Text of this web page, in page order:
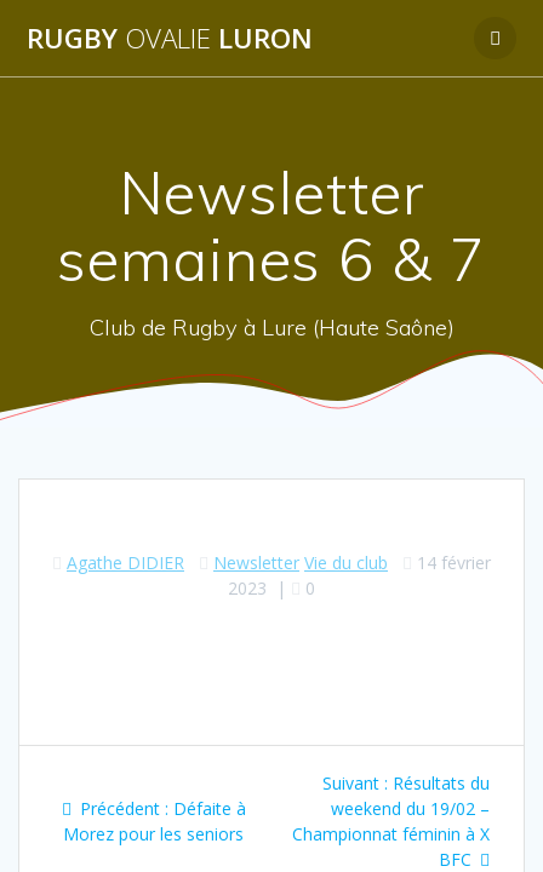
au
RUGBY OVALIE LURON
Newsletter
semaines 6 & 7
Club de Rugby à Lure (Haute Saône)
Agathe DIDIER Newsletter Vie du club
14 février
2023 | 0
de Précédent : Article
précédent
Défaite à
Morez pour les seniors
Suivant : Article
suivant
:
Résultats du
weekend du 19/02 –
Championnat féminin à X
BFC